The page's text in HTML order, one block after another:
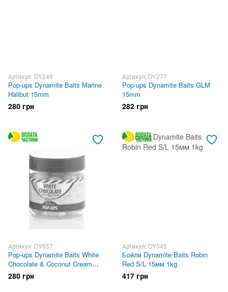
Артикул: DY249
Pop-ups Dynamite Baits Marine
Halibut 15mm
280 грн
Артикул: DY277
Pop-ups Dynamite Baits GLM
15mm
282 грн
Артикул: DY657
Pop-ups Dynamite Baits White
Chocolate & Coconut Cream
15mm
280 грн
Артикул: DY045
Бойли Dynamite Baits Robin
Red S/L 15мм 1kg
417 грн